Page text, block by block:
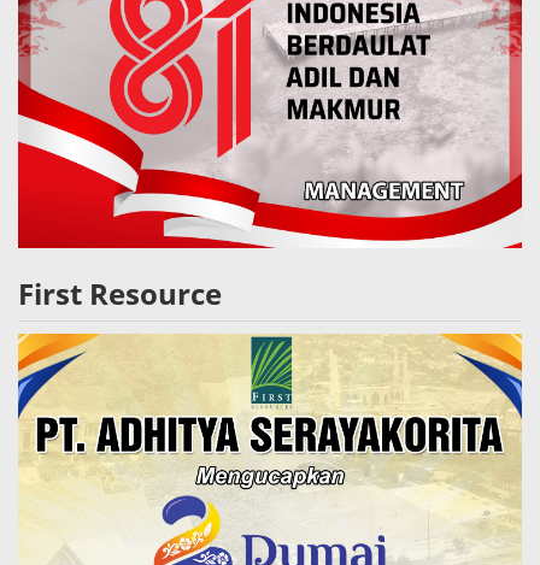
First Resource